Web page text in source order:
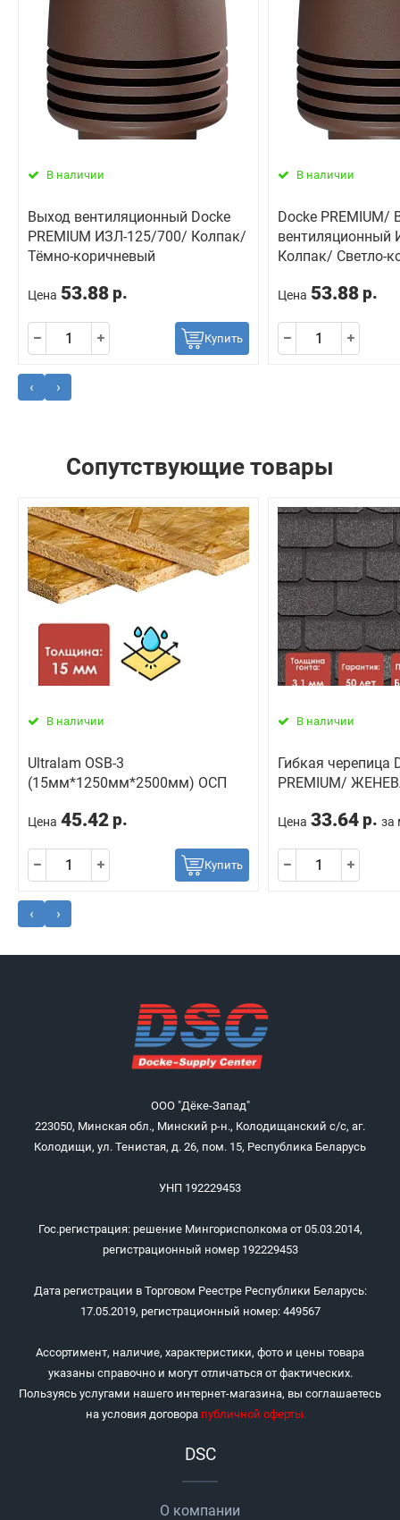
В наличии
Выход вентиляционный Docke
PREMIUM ИЗЛ-125/700/ Колпак/
Тёмно-коричневый
Цена 53.88 р.
Купить
В наличии
Docke PREMIUM/
вентиляционный
Колпак/ Светло-
Цена 53.88 р.
‹ ›
Сопутствующие товары
В наличии
Ultralam OSB-3
(15мм*1250мм*2500мм) ОСП
Цена 45.42 р.
Купить
В наличии
Гибкая черепица
PREMIUM/
Цена 33.64 р. за
‹ ›
ООО "Дёке-Запад"
223050, Минская обл., Минский р-н., Колодищанский с/с, аг.
Колодищи, ул. Тенистая, д. 26, пом. 15, Республика Беларусь
УНП 192229453
Гос.регистрация: решение Мингорисполкома от 05.03.2014,
регистрационный номер 192229453
Дата регистрации в Торговом Реестре Республики Беларусь:
17.05.2019, регистрационный номер: 449567
Ассортимент, наличие, характеристики, фото и цены товара
указаны справочно и могут отличаться от фактических.
Пользуясь услугами нашего интернет-магазина, вы соглашаетесь
на условия договора публичной оферты.
DSC
О компании